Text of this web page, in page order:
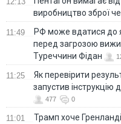
виробництво зброї
11:49
РФ може вдатися до
перед загрозою
Туреччини Фідан
11:25
Як перевірити
запустив інструкцію
477 0
11:01
Трамп хоче